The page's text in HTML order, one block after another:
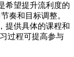
希望提升流利度的
奏和目标调整。
提供具体的课程和
过程可提高参与